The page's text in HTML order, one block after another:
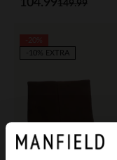
149.99
104.99
-10% EXTRA